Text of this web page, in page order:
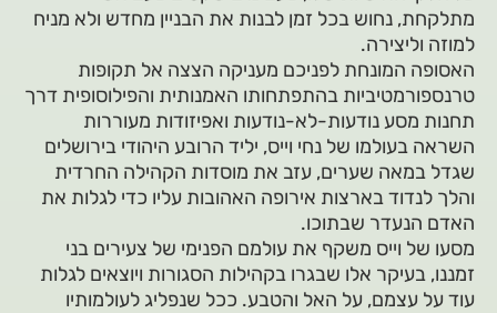
מתלקחת, נחוש בכל זמן לבנות את הבניין מחדש ולא מניח
למוזה וליצירה.
האסופה המונחת לפניכם מעניקה הצצה אל תקופות
טרנספורמטיביות בהתפתחותו האמנותית והפילוסופית דרך
תחנות מסע נודעות-לא-נודעות ואפיזודות מעוררות
השראה בעולמו של נחי וייס, יליד הרובע היהודי בירושלים
שגדל במאה שערים, עזב את מוסדות הקהילה החרדית
והלך לנדוד בארצות אירופה האהובות עליו כדי לגלות את
האדם הנעדר שבתוכו.
מסעו של וייס משקף את עולמם הפנימי של צעירים בני
זמננו, בעיקר אלו שבגרו בקהילות הסגורות ויוצאים לגלות
עוד על עצמם, על האל והטבע. ככל שנפליג לעולמותיו